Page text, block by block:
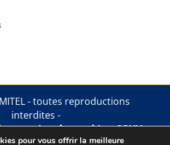
- toutes reproductions
interdites -
.gestion des cookies.CGUV
pour vous offrir la meilleure